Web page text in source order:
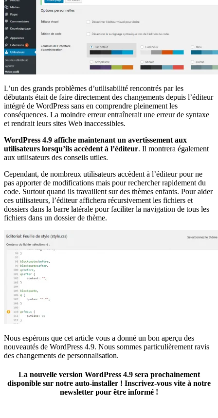
L’un des grands problèmes d’utilisabilité rencontrés par les
débutants était de faire directement des changements depuis l’éditeur
intégré de WordPress sans en comprendre pleinement les
conséquences. La moindre erreur entraînerait une erreur de syntaxe
et rendrait leurs sites Web inaccessibles.
WordPress 4.9 affiche maintenant un avertissement aux
utilisateurs lorsqu’ils accèdent à l’éditeur. Il montrera également
aux utilisateurs des conseils utiles.
Cependant, de nombreux utilisateurs accèdent à l’éditeur pour ne
pas apporter de modifications mais pour rechercher rapidement du
code. Surtout quand ils travaillent sur des thèmes enfants. Pour aider
ces utilisateurs, l’éditeur affichera récursivement les fichiers et
dossiers dans la barre latérale pour faciliter la navigation de tous les
fichiers dans un dossier de thème.
Nous espérons que cet article vous a donné un bon aperçu des
nouveautés de WordPress 4.9. Nous sommes particulièrement ravis
des changements de personnalisation.
La nouvelle version WordPress 4.9 sera prochainement
disponible sur notre auto-installer ! Inscrivez-vous vite à notre
newsletter pour être informé !